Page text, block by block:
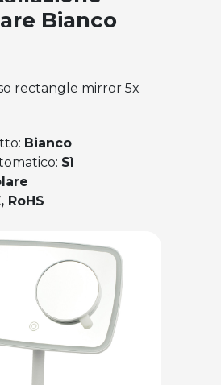
Bianco
rectangle mirror 5x
Bianco
Sì
RoHS